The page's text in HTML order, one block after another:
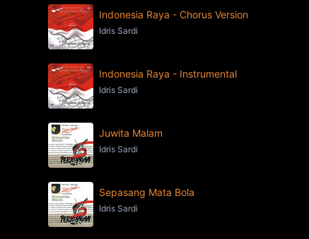
Indonesia Raya - Chorus Version
Idris Sardi
Indonesia Raya - Instrumental
Idris Sardi
Juwita Malam
Idris Sardi
Sepasang Mata Bola
Idris Sardi